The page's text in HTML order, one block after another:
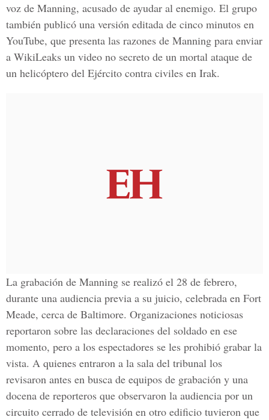
voz de Manning, acusado de ayudar al enemigo. El grupo
también publicó una versión editada de cinco minutos en
YouTube, que presenta las razones de Manning para enviar
a WikiLeaks un video no secreto de un mortal ataque de
un helicóptero del Ejército contra civiles en Irak.
La grabación de Manning se realizó el 28 de febrero,
durante una audiencia previa a su juicio, celebrada en Fort
Meade, cerca de Baltimore. Organizaciones noticiosas
reportaron sobre las declaraciones del soldado en ese
momento, pero a los espectadores se les prohibió grabar la
vista. A quienes entraron a la sala del tribunal los
revisaron antes en busca de equipos de grabación y una
docena de reporteros que observaron la audiencia por un
circuito cerrado de televisión en otro edificio tuvieron que